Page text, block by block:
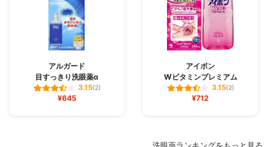
アルガード
目すっきり洗眼薬α
3.15(2)
¥645
アイボン
Wビタミンプレミアム
3.15(2)
¥712